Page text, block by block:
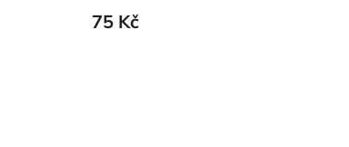
75 Kč